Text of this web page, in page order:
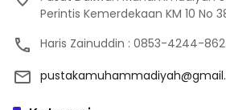
Perintis Kemerdekaan KM 10 No
Haris Zainuddin : 0853-4244-